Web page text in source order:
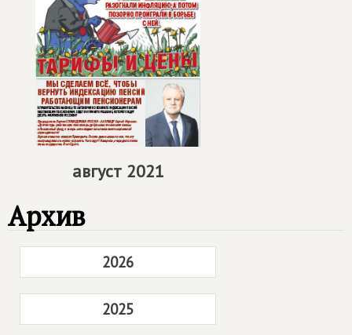
август 2021
Архив
2026
2025